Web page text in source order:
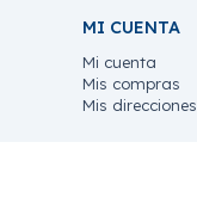
MI CUENTA
Mi cuenta
Mis compras
Mis direcciones